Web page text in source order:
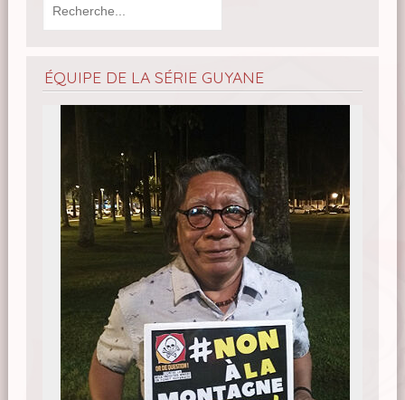
ÉQUIPE DE LA SÉRIE GUYANE